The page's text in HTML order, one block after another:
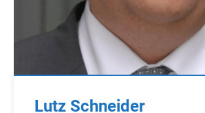
Lutz Schneider